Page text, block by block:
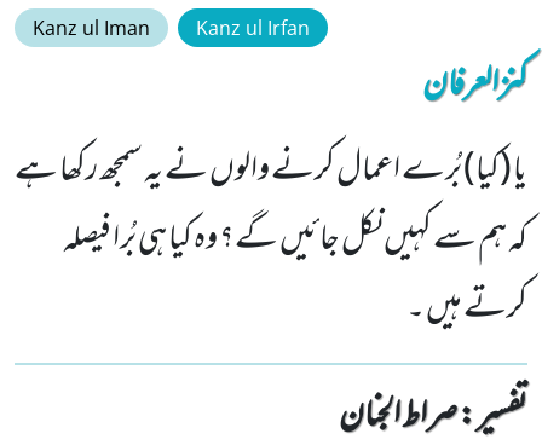
Kanz ul Iman Kanz ul Irfan
کنزالعرفان
یا (کیا) بُرے اعمال کرنے والوں نے یہ سمجھ رکھا ہے
کہ ہم سے کہیں نکل جائیں گے؟ وہ کیا ہی بُرا فیصلہ
کرتے ہیں ۔
تفسیر : ‎صراط الجنان